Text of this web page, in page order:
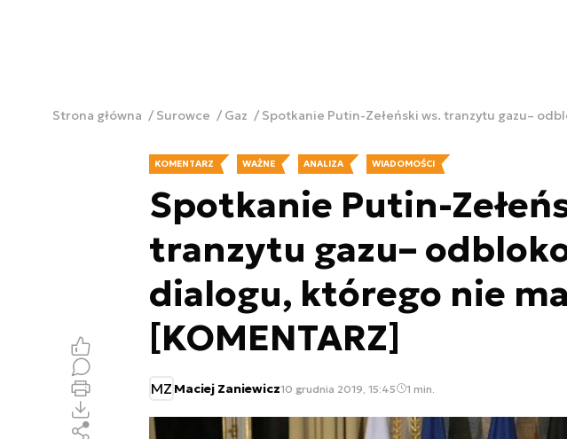
Strona główna Surowce Gaz Spotkanie Putin-Zełeński ws. tranzytu gazu–
KOMENTARZ WAŻNE ANALIZA WIADOMOŚCI
Spotkanie Putin-
tranzytu gazu–
dialogu, którego nie ma
[KOMENTARZ]
MZ Maciej Zaniewicz10 grudnia 2019, 15:45 1 min.